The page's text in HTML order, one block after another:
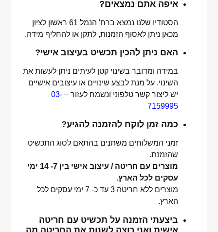
איפה אתם נמצאים?
הסטודיו שלנו נמצא ברח' הנמל 61 ראשון לציון
מכאן ניתן לאסוף הזמנות, לתקן או להחליף מידה.
האם ניתן להכין תכשיט בעיצוב אישי?
במידה ומדובר בשינוי קטן לעיתים ניתן לעשות את
השינוי. על מנת לבצע שינויים או עיצובים אישיים
יש ליצור קשר טלפוני ונשמח לעזור –03-
7159995
כמה זמן לוקח להזמנה להגיע?
זמני המשלוחים משתנים בהתאם לסוג התכשיט
שהזמנת.
מוצרים עם חריטה / עיצוב אישי בין 7- 14 ימי
עסקים לכל הארץ.
מוצרים ללא חריטה 3 עד כ- 7 ימי עסקים לכל
הארץ.
ביצעתי הזמנה על תכשיט עם חריטה
אישית ואני רוצה לשנות את החריטה מה